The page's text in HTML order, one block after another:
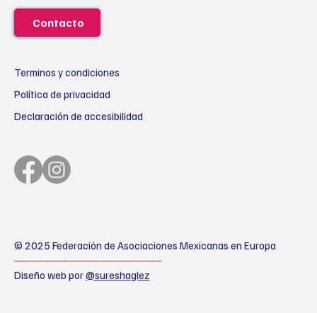
Contacto
Terminos y condiciones
Política de privacidad
Declaración de accesibilidad
© 2025 Federación de Asociaciones Mexicanas en Europa
───────────────────
Diseño web por@sureshaglez